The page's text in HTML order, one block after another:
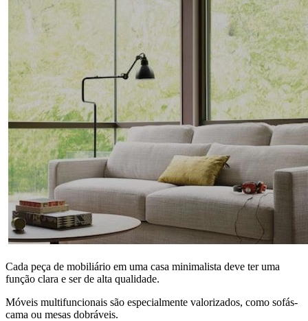
Cada peça de mobiliário em uma casa minimalista deve ter uma
função clara e ser de alta qualidade.
Móveis multifuncionais são especialmente valorizados, como sofás-
cama ou mesas dobráveis.